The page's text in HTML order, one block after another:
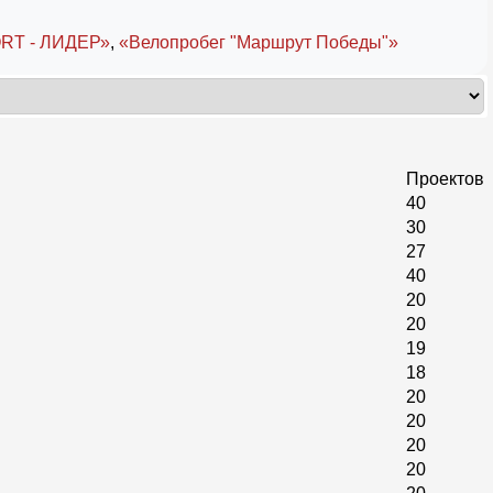
- ЛИДЕР», «Велопробег "Маршрут Победы"»
Проектов
40
30
27
40
20
20
19
18
20
20
20
20